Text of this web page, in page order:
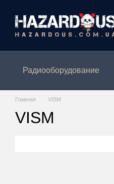
Радиооборудование
Главная VISM
VISM